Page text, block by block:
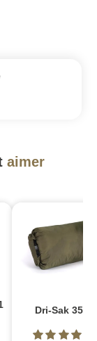
aimer
Dri-Sak 35 L